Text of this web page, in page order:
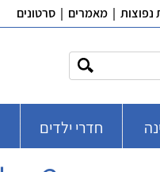
נפוצות | מאמרים | סרטונים
חדרי ילדים